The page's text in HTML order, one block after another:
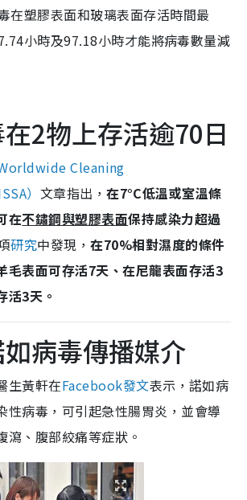
在塑膠表面和玻璃表面存活時間最
小時及97.18小時才能將病毒數量減
2物上存活逾70日
Cleaning
） 文章指出，在7°C低溫或室溫條
在不鏽鋼與塑膠表面保持感染力超過
研究中發現，在70%相對濕度的條件
毛表面可存活7天、在尼龍表面存活3
活3天。
病毒傳播媒介
生黃軒在Facebook發文表示，諾如病
性病毒，可引起急性腸胃炎，並會導
瀉、腹部絞痛等症狀。